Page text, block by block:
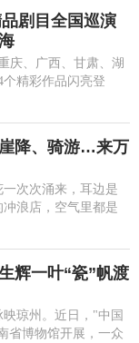
剧目全国巡演
庆、广西、甘肃、湖
精彩作品闪亮登
降、骑游…来万
次次涌来，耳边是
浪店，空气里都是
辉一叶“瓷”帆渡
琼州。近日，"中国
博物馆开展，一众